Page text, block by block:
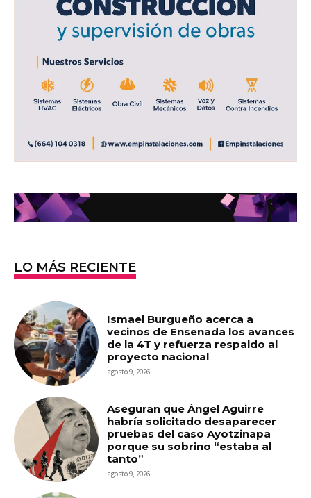
LO MÁS RECIENTE
Ismael Burgueño acerca a
vecinos de Ensenada los avances
de la 4T y refuerza respaldo al
proyecto nacional
agosto 9, 2026
Aseguran que Ángel Aguirre
habría solicitado desaparecer
pruebas del caso Ayotzinapa
porque su sobrino “estaba al
tanto”
agosto 9, 2026